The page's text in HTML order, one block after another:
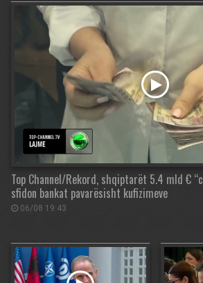
Top Channel/Rekord, shqiptarët 5.4 mld €
sfidon bankat pavarësisht kufizimeve
06/08 19:43